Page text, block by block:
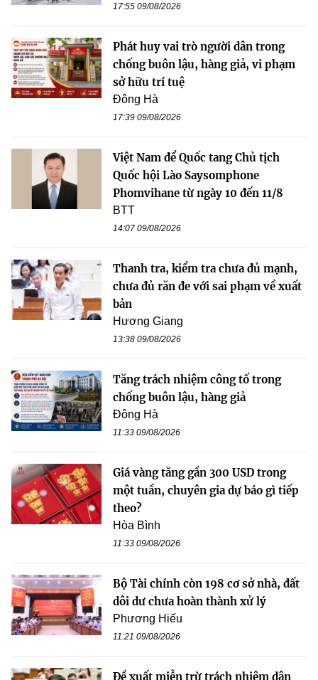
17:55 09/08/2026
Phát huy vai trò người dân trong
chống buôn lậu, hàng giả, vi phạm
sở hữu trí tuệ
Đông Hà
17:39 09/08/2026
Việt Nam để Quốc tang Chủ tịch
Quốc hội Lào Saysomphone
Phomvihane từ ngày 10 đến 11/8
BTT
14:07 09/08/2026
Thanh tra, kiểm tra chưa đủ mạnh,
chưa đủ răn đe với sai phạm về xuất
bản
Hương Giang
13:38 09/08/2026
Tăng trách nhiệm công tố trong
chống buôn lậu, hàng giả
Đông Hà
11:33 09/08/2026
Giá vàng tăng gần 300 USD trong
một tuần, chuyên gia dự báo gì tiếp
theo?
Hòa Bình
11:33 09/08/2026
Bộ Tài chính còn 198 cơ sở nhà, đất
dôi dư chưa hoàn thành xử lý
Phương Hiếu
11:21 09/08/2026
Đề xuất miễn trừ trách nhiệm dân